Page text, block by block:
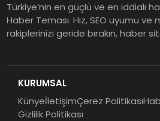
Türkiye’nin en güçlü ve en iddialı
Haber Teması. Hız, SEO uyumu ve
rakiplerinizi geride bırakın, haber
KURUMSAL
KünyeİletişimÇerez Politikası
Gizlilik Politikası